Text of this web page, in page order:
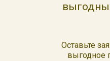
Оставьте
выгодное